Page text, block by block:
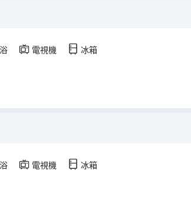
電視機 冰箱
電視機 冰箱